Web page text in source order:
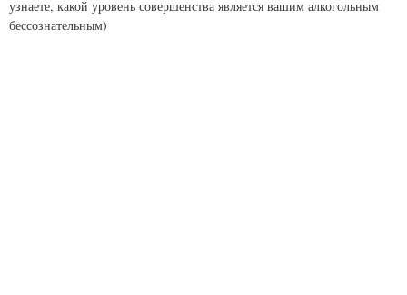
узнаете, какой уровень совершенства является вашим алкогольным
бессознательным)